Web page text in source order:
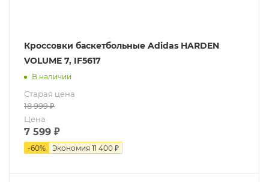
Кроссовки баскетбольные Adidas HARDEN
VOLUME 7, IF5617
В наличии
Старая цена
18 999₽
Цена
7 599 ₽
-60% Экономия 11 400 ₽